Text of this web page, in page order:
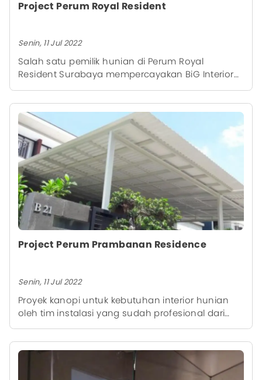
Project Perum Royal Resident
Senin, 11 Jul 2022
Salah satu pemilik hunian di Perum Royal
Resident Surabaya mempercayakan BiG Interior
untuk mempercantik pintu dengan produk
berkualitas yaitu Pintu Exona. Pintu exona ini
dijadikan sebagai pelindung dari nyamuk atau
serangga lain dan juga menambah fungsi
keamanan pada area pintu.
Project Perum Prambanan Residence
Senin, 11 Jul 2022
Proyek kanopi untuk kebutuhan interior hunian
oleh tim instalasi yang sudah profesional dari
kami, sehingga memberikan hasil akhir yang rapi.